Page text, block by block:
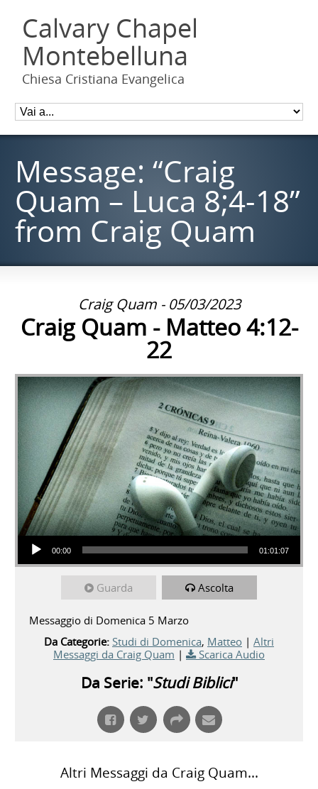
Calvary Chapel
Montebelluna
Chiesa Cristiana Evangelica
Message: “Craig
Quam – Luca 8;4-18”
from Craig Quam
Craig Quam - 05/03/2023
Craig Quam - Matteo 4:12-
22
Audio Player
00:00 01:01:07
Guarda Ascolta
Messaggio di Domenica 5 Marzo
Da Categorie: Studi di Domenica, Matteo | Altri
Messaggi da Craig Quam | Scarica Audio
Da Serie: "Studi Biblici"
Altri Messaggi da Craig Quam...